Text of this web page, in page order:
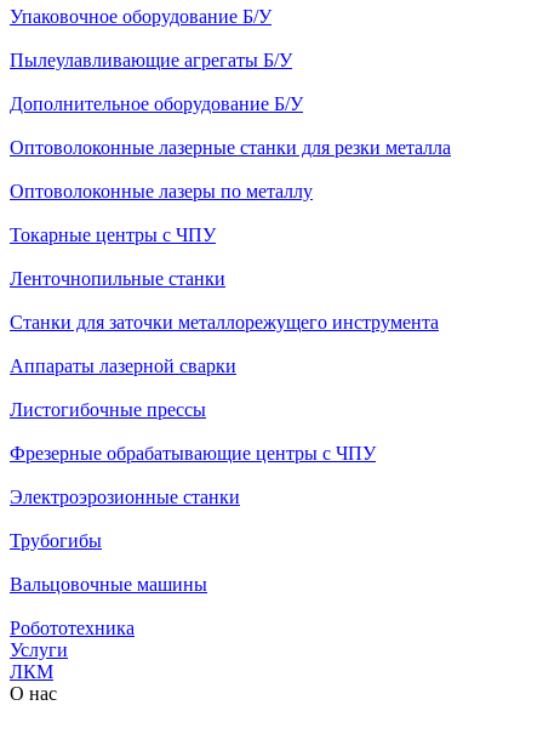
Упаковочное оборудование Б/У
Пылеулавливающие агрегаты Б/У
Дополнительное оборудование Б/У
Оптоволоконные лазерные станки для резки металла
Оптоволоконные лазеры по металлу
Токарные центры с ЧПУ
Ленточнопильные станки
Станки для заточки металлорежущего инструмента
Аппараты лазерной сварки
Листогибочные прессы
Фрезерные обрабатывающие центры с ЧПУ
Электроэрозионные станки
Трубогибы
Вальцовочные машины
Робототехника
Услуги
ЛКМ
О нас